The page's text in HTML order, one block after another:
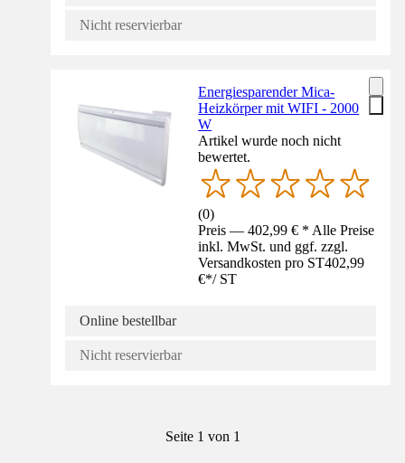
Nicht reservierbar
Energiesparender Mica-
Heizkörper mit WIFI - 2000
W
Artikel wurde noch nicht
bewertet.
(0)
Preis — 402,99 € * Alle Preise
inkl. MwSt. und ggf. zzgl.
Versandkosten pro ST402,99
€*/ ST
Online bestellbar
Nicht reservierbar
Seite 1 von 1